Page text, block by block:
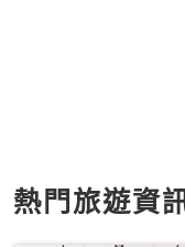
熱門旅遊資